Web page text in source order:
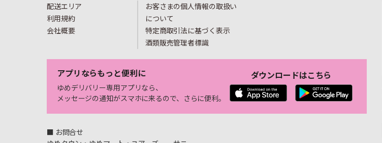
配送エリア
利用規約
会社概要
お客さまの個人情報の取扱い
について
特定商取引法に基づく表示
酒類販売管理者標識
アプリならもっと便利に
ゆめデリバリー専用アプリなら、
メッセージの通知がスマホに来るので、さらに便利。
ダウンロードはこちら
■ お問合せ